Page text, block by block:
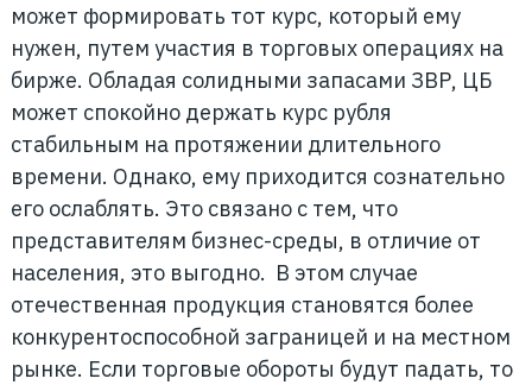
может формировать тот курс, который ему
нужен, путем участия в торговых операциях на
бирже. Обладая солидными запасами ЗВР, ЦБ
может спокойно держать курс рубля
стабильным на протяжении длительного
времени. Однако, ему приходится сознательно
его ослаблять. Это связано с тем, что
представителям бизнес-среды, в отличие от
населения, это выгодно. В этом случае
отечественная продукция становятся более
конкурентоспособной заграницей и на местном
рынке. Если торговые обороты будут падать, то